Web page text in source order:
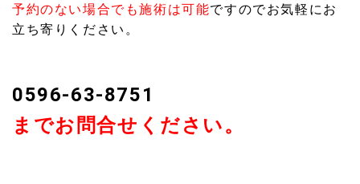
をおかけしておりました電話番号も 0596638751 に戻り
ました！ ＬＩＮＥ公式アカウントでは２４時間ご予約のお
よろしくお願いいたします。
2021.08.20
予約のない場合でも施術は可能ですのでお気軽にお
立ち寄りください。
0596-63-8751
までお問合せください。